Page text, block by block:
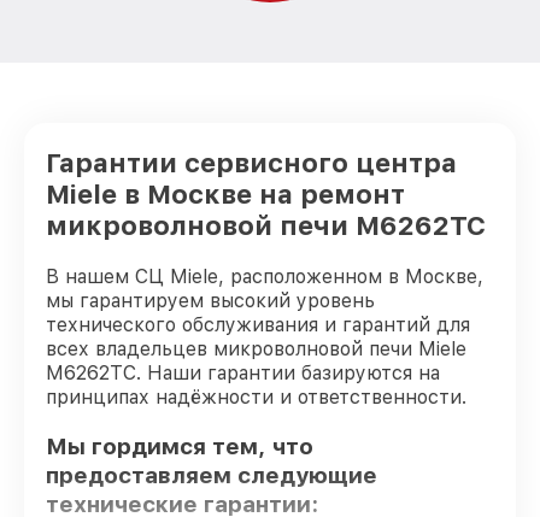
Гарантии сервисного центра
Miele в Москве на ремонт
микроволновой печи M6262TC
В нашем СЦ Miele, расположенном в Москве,
мы гарантируем высокий уровень
технического обслуживания и гарантий для
всех владельцев микроволновой печи Miele
M6262TC. Наши гарантии базируются на
принципах надёжности и ответственности.
Мы гордимся тем, что
предоставляем следующие
технические гарантии: